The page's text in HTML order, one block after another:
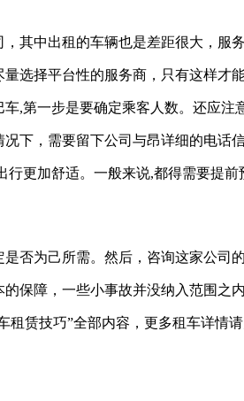
其中出租的车辆也是差距很大，服
选择平台性的服务商，只有这样才
,第一步是要确定乘客人数。还应注
下，需要留下公司与昂详细的电话信
更加舒适。一般来说,都得需要提
否为己所需。然后，咨询这家公司
保障，一些小事故并没纳入范围之
租赁技巧”全部内容，更多租车详情请